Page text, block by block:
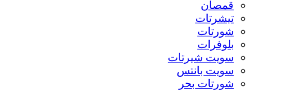
قمصان
تيشرتات
شورتات
بلوفرات
سويت شيرتات
سويت بانتس
شورتات بحر